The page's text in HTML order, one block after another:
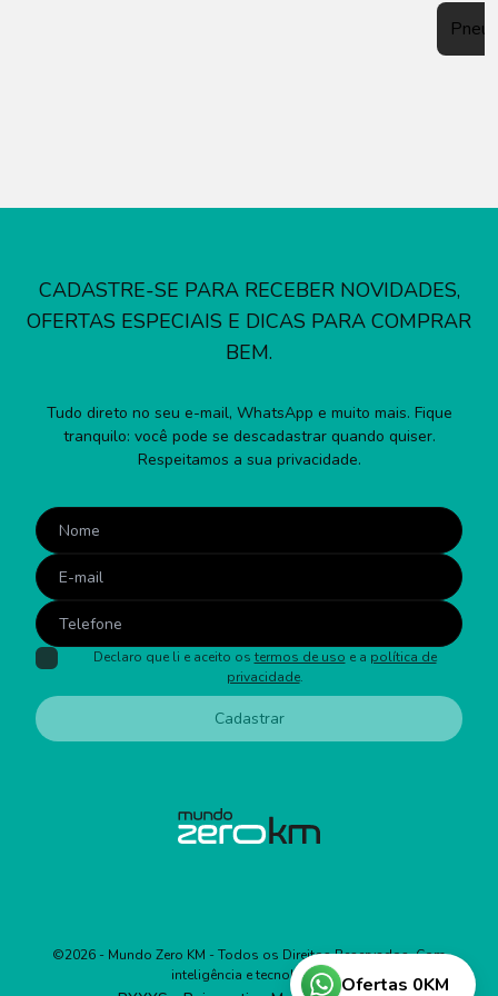
Ofertas 0KM
Pneu
CADASTRE-SE PARA RECEBER NOVIDADES,
OFERTAS ESPECIAIS E DICAS PARA COMPRAR
BEM.
Tudo direto no seu e-mail, WhatsApp e muito mais. Fique
tranquilo: você pode se descadastrar quando quiser.
Respeitamos a sua privacidade.
Declaro que li e aceito os termos de uso e a política de
privacidade.
Cadastrar
©2026 - Mundo Zero KM - Todos os Direitos Reservados. Com
inteligência e tecnologia: